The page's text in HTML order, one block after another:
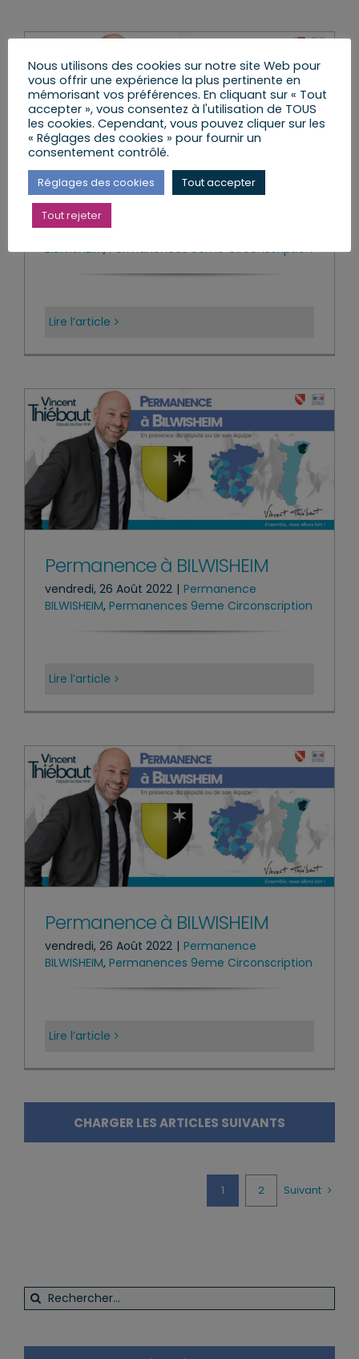
Permanence à BILWISHEIM
vendredi, 26 Août 2022
BILWISHEIM,Permanences 9eme Circonscription
Lire l’article
Permanence à BILWISHEIM
vendredi, 26 Août 2022 | Permanence
BILWISHEIM, Permanences 9eme Circonscription
Lire l’article
Permanence à BILWISHEIM
vendredi, 26 Août 2022 | Permanence
BILWISHEIM, Permanences 9eme Circonscription
Lire l’article
CHARGER LES ARTICLES SUIVANTS
1 2 Suivant
Rechercher:
Nous utilisons des cookies sur notre site Web pour
vous offrir une expérience la plus pertinente en
mémorisant vos préférences. En cliquant sur « Tout
accepter », vous consentez à l'utilisation de TOUS
les cookies. Cependant, vous pouvez cliquer sur les
« Réglages des cookies » pour fournir un
consentement contrôlé.
Réglages des cookies Tout accepter
Tout rejeter